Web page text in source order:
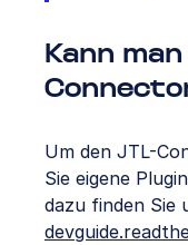
Kann
Um den JTL-
Sie eigene
dazu finden Sie